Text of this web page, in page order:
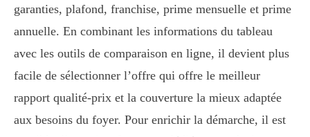
garanties, plafond, franchise, prime mensuelle et prime
annuelle. En combinant les informations du tableau
avec les outils de comparaison en ligne, il devient plus
facile de sélectionner l’offre qui offre le meilleur
rapport qualité-prix et la couverture la mieux adaptée
aux besoins du foyer. Pour enrichir la démarche, il est